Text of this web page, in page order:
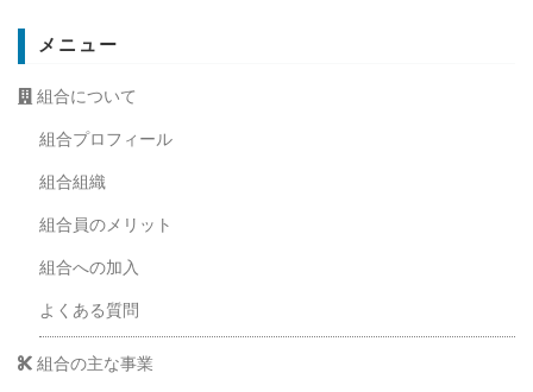
メニュー
組合について
組合プロフィール
組合組織
組合員のメリット
組合への加入
よくある質問
組合の主な事業